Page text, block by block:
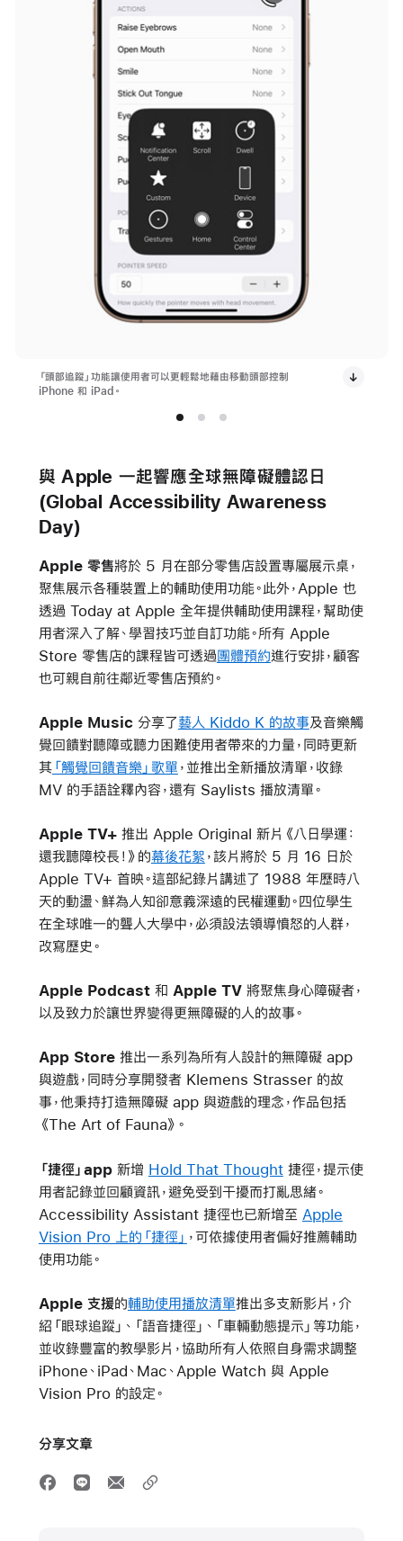
「頭部追蹤」功能讓使用者可以更輕鬆地藉由移動頭部控制
iPhone 和 iPad。
與 Apple 一起響應全球無障礙體認日
(Global Accessibility Awareness
Day)
Apple 零售將於 5 月在部分零售店設置專屬展示桌，
聚焦展示各種裝置上的輔助使用功能。此外，Apple 也
透過 Today at Apple 全年提供輔助使用課程，幫助使
用者深入了解、學習技巧並自訂功能。所有 Apple
Store 零售店的課程皆可透過團體預約進行安排，顧客
也可親自前往鄰近零售店預約。
Apple Music 分享了藝人 Kiddo K 的故事及音樂觸
覺回饋對聽障或聽力困難使用者帶來的力量，同時更新
其「觸覺回饋音樂」歌單 ，並推出全新播放清單，收錄
MV 的手語詮釋內容，還有 Saylists 播放清單。
Apple TV+ 推出 Apple Original 新片 《八日學運：
還我聽障校長！》 的幕後花絮 ，該片將於 5 月 16 日於
Apple TV+ 首映。這部紀錄片講述了 1988 年歷時八
天的動盪、鮮為人知卻意義深遠的民權運動。四位學生
在全球唯一的聾人大學中，必須設法領導憤怒的人群，
改寫歷史。
Apple Podcast 和 Apple TV 將聚焦身心障礙者，
以及致力於讓世界變得更無障礙的人的故事。
App Store推出一系列為所有人設計的無障礙 app
與遊戲，同時分享開發者 Klemens Strasser 的故
事，他秉持打造無障礙 app 與遊戲的理念，作品包括
《The Art of Fauna》。
「捷徑」app 新增 Hold That Thought捷徑，提示使
用者記錄並回顧資訊，避免受到干擾而打亂思緒。
Accessibility Assistant 捷徑也已新增至 Apple
Vision Pro 上的「捷徑」 ，可依據使用者偏好推薦輔助
使用功能。
Apple 支援的輔助使用播放清單推出多支新影片，介
紹「眼球追蹤」、「語音捷徑」、「車輛動態提示」等功能，
並收錄豐富的教學影片，協助所有人依照自身需求調整
iPhone、iPad、Mac、Apple Watch 與 Apple
Vision Pro 的設定。
分享文章